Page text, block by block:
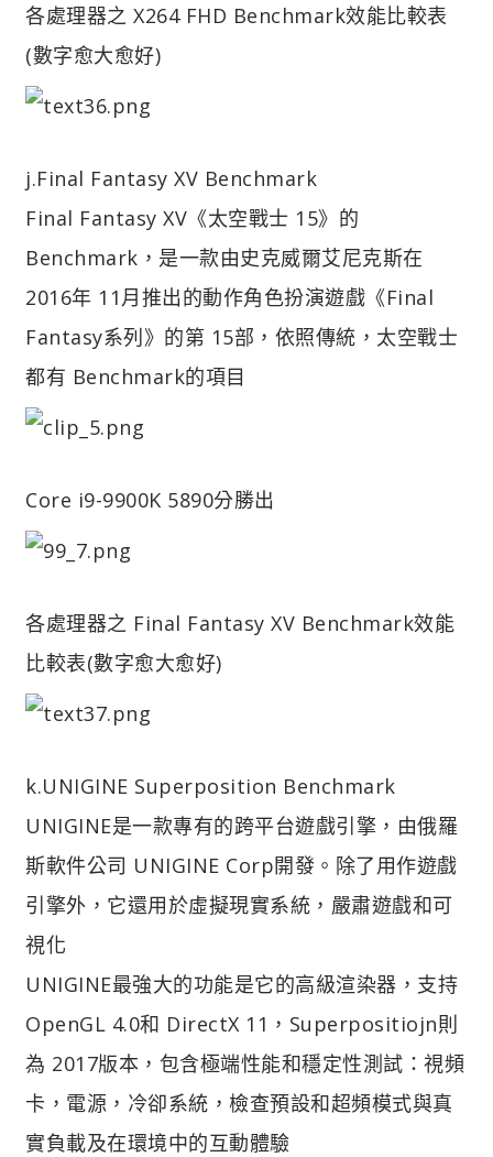
各處理器之 X264 FHD Benchmark效能比較表
(數字愈大愈好)
j.Final Fantasy XV Benchmark
Final Fantasy XV《太空戰士 15》的
Benchmark，是一款由史克威爾艾尼克斯在
2016年 11月推出的動作角色扮演遊戲《Final
Fantasy系列》的第 15部，依照傳統，太空戰士
都有 Benchmark的項目
Core i9-9900K 5890分勝出
各處理器之 Final Fantasy XV Benchmark效能
比較表(數字愈大愈好)
k.UNIGINE Superposition Benchmark
UNIGINE是一款專有的跨平台遊戲引擎，由俄羅
斯軟件公司 UNIGINE Corp開發。除了用作遊戲
引擎外，它還用於虛擬現實系統，嚴肅遊戲和可
視化
UNIGINE最強大的功能是它的高級渲染器，支持
OpenGL 4.0和 DirectX 11，Superpositiojn則
為 2017版本，包含極端性能和穩定性測試：視頻
卡，電源，冷卻系統，檢查預設和超頻模式與真
實負載及在環境中的互動體驗